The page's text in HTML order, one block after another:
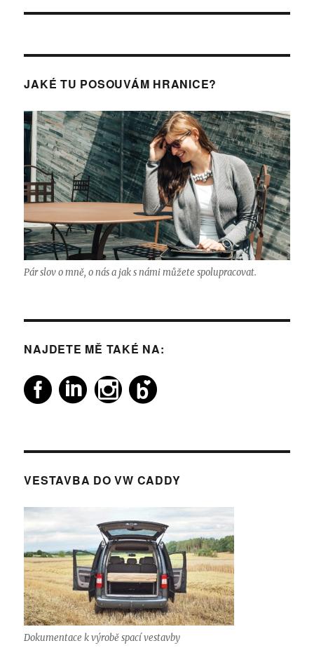
JAKÉ TU POSOUVÁM HRANICE?
Pár slov o mně, o nás a jak s námi můžete spolupracovat.
NAJDETE MĚ TAKÉ NA:
VESTAVBA DO VW CADDY
Dokumentace k výrobě spací vestavby